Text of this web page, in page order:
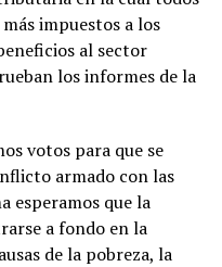
impuestos a los
al sector
los informes de la
votos para que se
armado con las
esperamos que la
a fondo en la
de la pobreza, la